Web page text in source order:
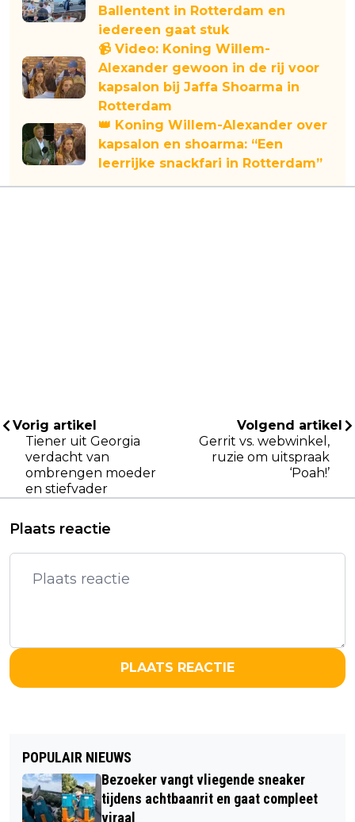
Ballentent in Rotterdam en
iedereen gaat stuk
📹 Video: Koning Willem-
Alexander gewoon in de rij voor
kapsalon bij Jaffa Shoarma in
Rotterdam
👑 Koning Willem-Alexander over
kapsalon en shoarma: “Een
leerrijke snackfari in Rotterdam”
Vorig artikel
Tiener uit Georgia
verdacht van
ombrengen moeder
en stiefvader
Volgend artikel
Gerrit vs. webwinkel,
ruzie om uitspraak
‘Poah!’
Plaats reactie
PLAATS REACTIE
POPULAIR NIEUWS
Bezoeker vangt vliegende sneaker
tijdens achtbaanrit en gaat compleet
viraal